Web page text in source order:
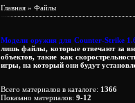
Главная » Файлы
Модели оружия для Counter-Strike
лишь файлы, которые отвечают за
объектов, такие как
игры, на который они будут
Всего материалов в каталоге: 1366
Показано материалов: 9-12